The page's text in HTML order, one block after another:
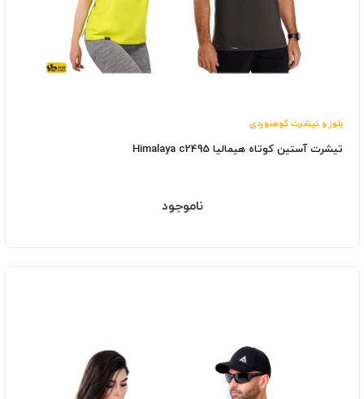
بلوز و تیشرت کوهنوردی
تیشرت آستین کوتاه هیمالیا Himalaya c2495
ناموجود